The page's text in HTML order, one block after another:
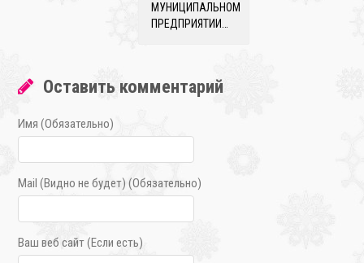
МУНИЦИПАЛЬНОМ
ПРЕДПРИЯТИИ…
Оставить комментарий
Имя (Обязательно)
Mail (Видно не будет) (Обязательно)
Ваш веб сайт (Если есть)